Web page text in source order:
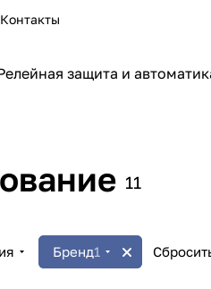
Контакты
защита и
11
Бренд1